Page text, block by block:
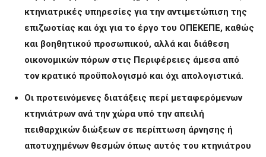
κτηνιατρικές υπηρεσίες για την αντιμετώπιση της
επιζωοτίας και όχι για το έργο του ΟΠΕΚΕΠΕ, καθώς
και βοηθητικού προσωπικού, αλλά και διάθεση
οικονομικών πόρων στις Περιφέρειες άμεσα από
τον κρατικό προϋπολογισμό και όχι απολογιστικά.
Οι προτεινόμενες διατάξεις περί μεταφερόμενων
κτηνιάτρων ανά την χώρα υπό την απειλή
πειθαρχικών διώξεων σε περίπτωση άρνησης ή
αποτυχημένων θεσμών όπως αυτός του κτηνιάτρου